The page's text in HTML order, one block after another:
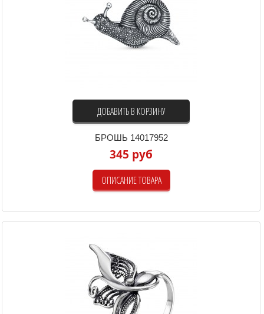
ДОБАВИТЬ В КОРЗИНУ
БРОШЬ 14017952
345 руб
ОПИСАНИЕ ТОВАРА